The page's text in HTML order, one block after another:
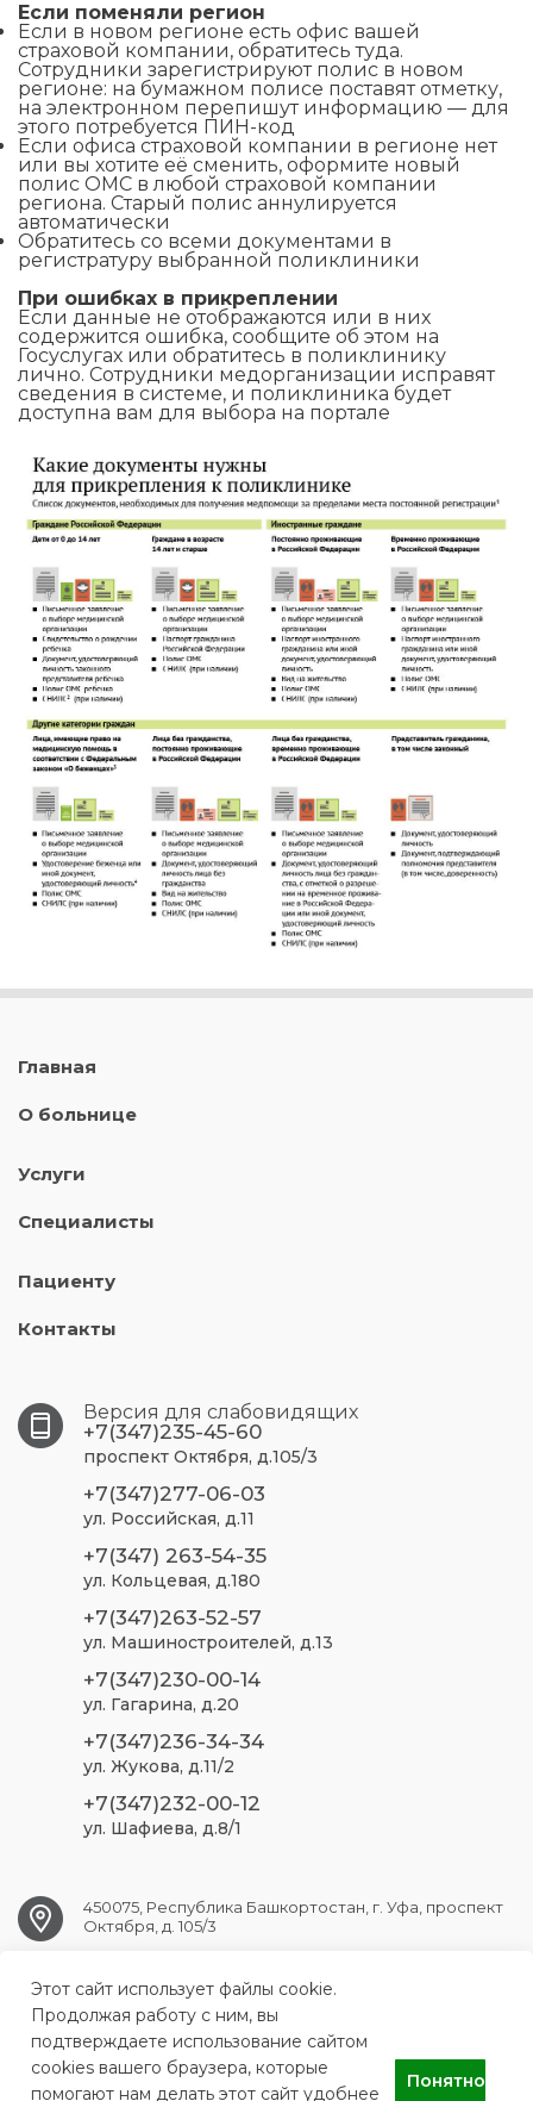
Если поменяли регион
Если в новом регионе есть офис вашей
страховой компании, обратитесь туда.
Сотрудники зарегистрируют полис в новом
регионе: на бумажном полисе поставят отметку,
на электронном перепишут информацию — для
этого потребуется ПИН-код
Если офиса страховой компании в регионе нет
или вы хотите её сменить, оформите новый
полис ОМС в любой страховой компании
региона. Старый полис аннулируется
автоматически
Обратитесь со всеми документами в
регистратуру выбранной поликлиники
При ошибках в прикреплении
Если данные не отображаются или в них
содержится ошибка, сообщите об этом на
Госуслугах или обратитесь в поликлинику
лично. Сотрудники медорганизации исправят
сведения в системе, и поликлиника будет
доступна вам для выбора на портале
Главная
О больнице
Услуги
Специалисты
Пациенту
Контакты
Версия для слабовидящих
+7(347)235-45-60
проспект Октября, д.105/3
+7(347)277-06-03
ул. Российская, д.11
+7(347) 263-54-35
ул. Кольцевая, д.180
+7(347)263-52-57
ул. Машиностроителей, д.13
+7(347)230-00-14
ул. Гагарина, д.20
+7(347)236-34-34
ул. Жукова, д.11/2
+7(347)232-00-12
ул. Шафиева, д.8/1
450075, Республика Башкортостан, г. Уфа, проспект
Октября, д. 105/3
ufa.sp2@doctorrb.ru
ГБУЗ РБ Стоматологическая поликлиника №2 г. Уфа
Этот сайт использует файлы cookie.
Продолжая работу с ним, вы
подтверждаете использование сайтом
cookies вашего браузера, которые
помогают нам делать этот сайт удобнее
Понятно